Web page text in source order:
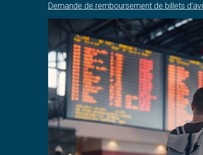
Demande de remboursement de billets